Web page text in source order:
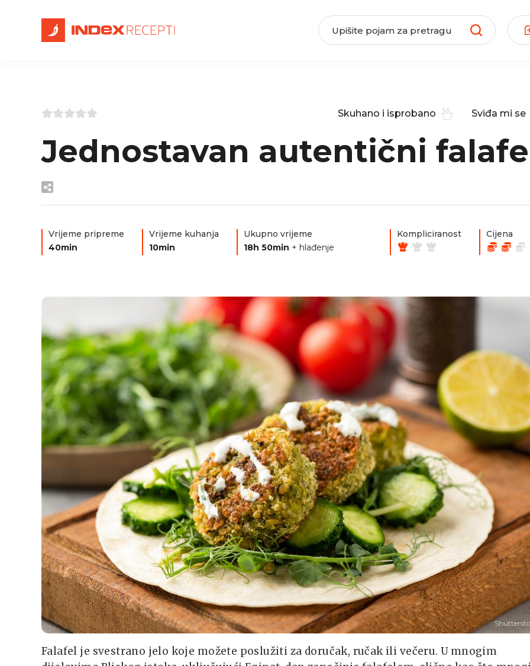
Skuhano i isprobano Sviđa mi se
Jednostavan autentični
Vrijeme pripreme
40min
Vrijeme kuhanja
10min
Ukupno vrijeme
18h 50min + hlađenje
Kompliciranost Cijena
Falafel je svestrano jelo koje možete poslužiti za doručak, ručak ili večeru. U mnogim